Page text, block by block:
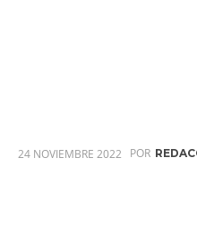
24 NOVIEMBRE 2022 POR